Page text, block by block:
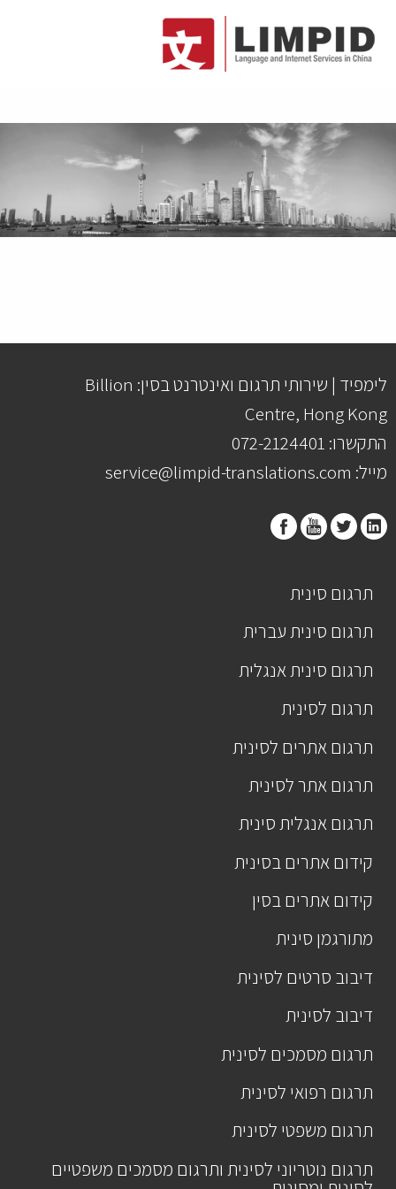
לימפיד | שירותי תרגום ואינטרנט בסין: Billion
Centre, Hong Kong
התקשרו: 072-2124401
מייל: service@limpid-translations.com
תרגום סינית
תרגום סינית עברית
תרגום סינית אנגלית
תרגום לסינית
תרגום אתרים לסינית
תרגום אתר לסינית
תרגום אנגלית סינית
קידום אתרים בסינית
קידום אתרים בסין
מתורגמן סינית
דיבוב סרטים לסינית
דיבוב לסינית
תרגום מסמכים לסינית
תרגום רפואי לסינית
תרגום משפטי לסינית
תרגום נוטריוני לסינית ותרגום מסמכים משפטיים